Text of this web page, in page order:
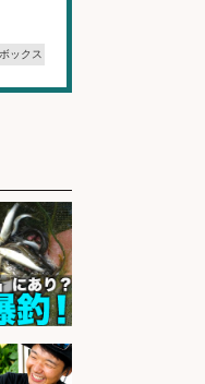
ックス
ックス
で
/時
め/